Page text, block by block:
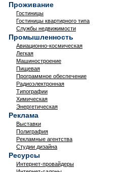
Проживание
Гостиницы
Гостиницы квартирного типа
Службы недвижимости
Промышленность
Авиационно-космическая
Легкая
Машиностроение
Пищевая
Программное обеспечение
Радиоэлектронная
Типографии
Химическая
Энергетическая
Реклама
Выставки
Полиграфия
Рекламные агентства
Студии дизайна
Ресурсы
Интернет-провайдеры